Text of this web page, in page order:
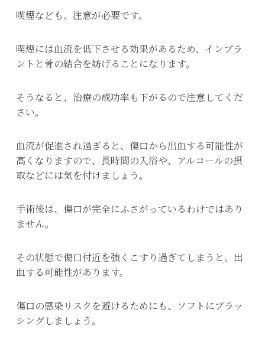
喫煙なども、注意が必要です。
喫煙には血流を低下させる効果があるため、インプラ
ントと骨の結合を妨げることになります。
そうなると、治療の成功率も下がるので注意してくだ
さい。
血流が促進され過ぎると、傷口から出血する可能性が
高くなりますので、長時間の入浴や、アルコールの摂
取などには気を付けましょう。
手術後は、傷口が完全にふさがっているわけではあり
ません。
その状態で傷口付近を強くこすり過ぎてしまうと、出
血する可能性があります。
傷口の感染リスクを避けるためにも、ソフトにブラッ
シングしましょう。